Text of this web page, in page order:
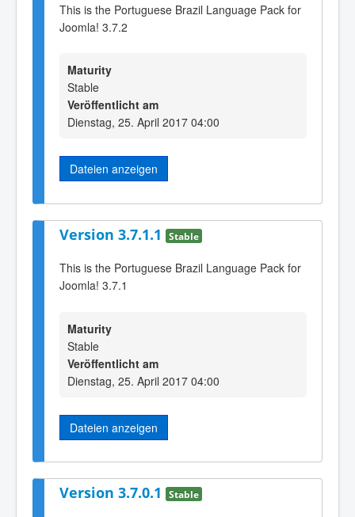
This is the Portuguese Brazil Language Pack for
Joomla! 3.7.2
Maturity
Stable
Veröffentlicht am
Dienstag, 25. April 2017 04:00
Dateien anzeigen
Version 3.7.1.1 Stable
This is the Portuguese Brazil Language Pack for
Joomla! 3.7.1
Maturity
Stable
Veröffentlicht am
Dienstag, 25. April 2017 04:00
Dateien anzeigen
Version 3.7.0.1 Stable